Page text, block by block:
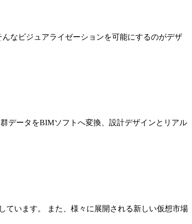
なビジュアライゼーションを可能にするのがデザ
データをBIMソフトへ変換、設計デザインとリアル
います。 また、様々に展開される新しい仮想市場